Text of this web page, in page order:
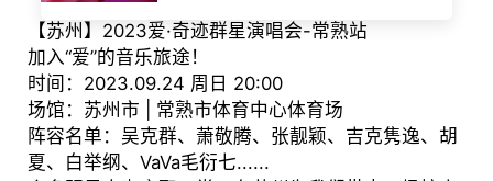
【苏州】2023爱·奇迹群星演唱会-常熟站
加入“爱”的音乐旅途！
时间：2023.09.24 周日 20:00
场馆：苏州市 | 常熟市体育中心体育场
阵容名单：吴克群、萧敬腾、张靓颖、吉克隽逸、胡
夏、白举纲、VaVa毛衍七......